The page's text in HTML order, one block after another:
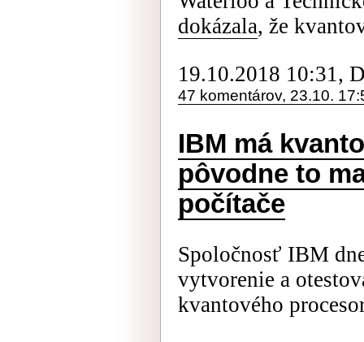
dokázala, že
19.10.2018 10:31,
47 komentárov, 23.10.
IBM má
pôvodne to
počítače
Spoločnosť IBM
vytvorenie a
kvantového